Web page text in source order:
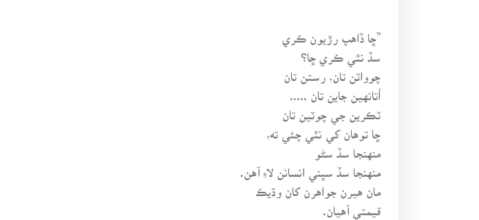
”ڇا ڏاهپ رڙيون ڪري
سڏ نٿي ڪري ڇا؟
چوواٽن تان، رستن تان
اُتانهين جاين تان .....
ٽڪرين جي چوٽين تان
ڇا توهان کي نٿي چئي ته،
منهنجا سڏ سڻو
منهنجا سڏ سڀني انسانن لاءِ آهن.
مان هيرن جواهرن کان وڌيڪ
قيمتي آهيان.